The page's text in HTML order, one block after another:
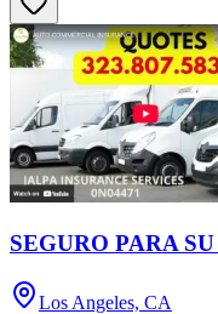
SEGURO PARA
Los Angeles, CA